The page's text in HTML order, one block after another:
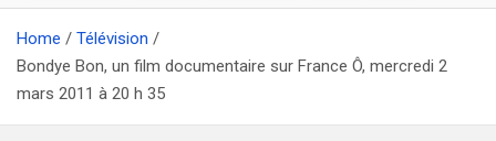
Home
Télévision
Bondye Bon, un film documentaire sur France Ô, mercredi 2
mars 2011 à 20 h 35